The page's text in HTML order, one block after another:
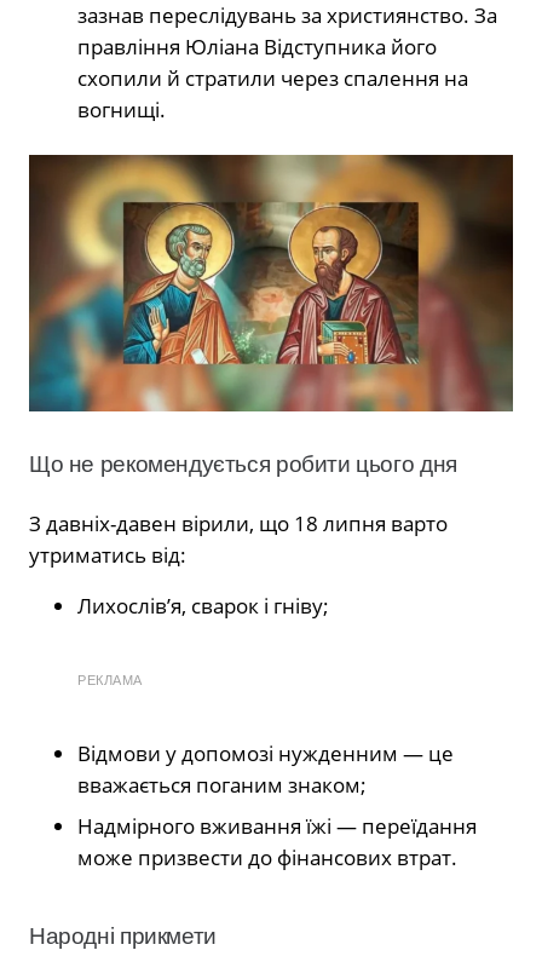
зазнав переслідувань за християнство. За
правління Юліана Відступника його
схопили й стратили через спалення на
вогнищі.
Що не рекомендується робити цього дня
З давніх-давен вірили, що 18 липня варто
утриматись від:
Лихослів’я, сварок і гніву;
РЕКЛАМА
Відмови у допомозі нужденним — це
вважається поганим знаком;
Надмірного вживання їжі — переїдання
може призвести до фінансових втрат.
Народні прикмети